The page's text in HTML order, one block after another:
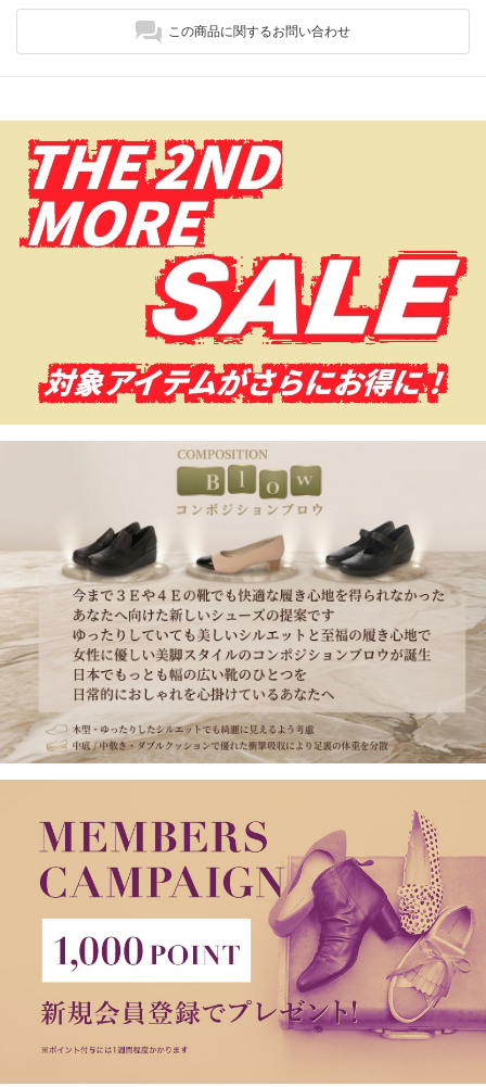
この商品に関するお問い合わせ